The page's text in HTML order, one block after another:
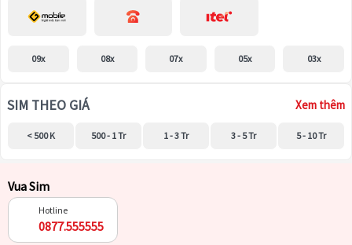
09x 08x 07x 05x 03x
SIM THEO GIÁ Xem thêm
< 500 K 500 - 1 Tr 1 - 3 Tr 3 - 5 Tr 5 - 10 Tr
Vua Sim
Hotline
0877.555555